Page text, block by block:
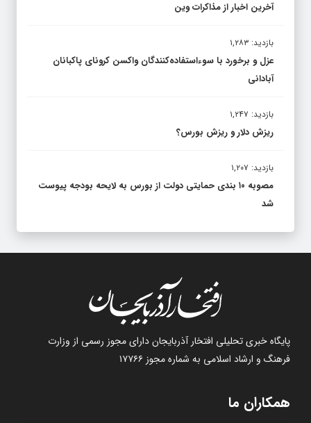
آخرین اخبار از مذاکرات وین
بازدید: ۱,۲۸۳
عزل و برخورد با سوءاستفاده‌کنندگان واکسن کرونای پاکبانان
آبادانی
بازدید: ۱,۲۴۷
ریزش دلار و ریزش بورس؟
بازدید: ۱,۲۰۷
مصوبه ۱۰ بندی حمایتی دولت از بورس به لایحه بودجه پیوست
شد
پایگاه خبری تحلیلی افتخار آذربایجان دارای مجوز رسمی از وزارت
فرهنگ و ارشاد اسلامی به شماره مجوز ۱۷۷۶۶
همکاران ما